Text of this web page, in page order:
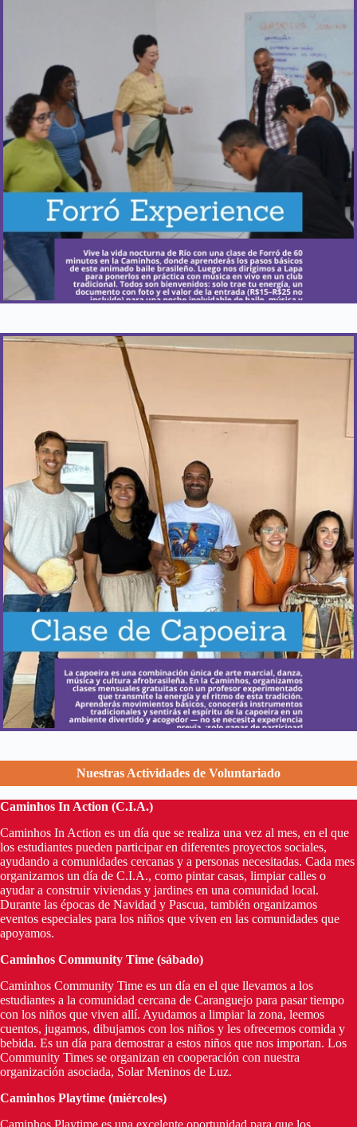
¿Cuándo ocurre?
Todos los miércoles, pero puedes reservar tus clases
en el horario que prefieras.
Más Información
¿Cuándo ocurre?
Reserva tus clases cuando quieras.
Más Información
Nuestras Actividades de Voluntariado
Caminhos In Action (C.I.A.)
Caminhos In Action es un día que se realiza una vez al mes, en el que
los estudiantes pueden participar en diferentes proyectos sociales,
ayudando a comunidades cercanas y a personas necesitadas. Cada mes
organizamos un día de C.I.A., como pintar casas, limpiar calles o
ayudar a construir viviendas y jardines en una comunidad local.
Durante las épocas de Navidad y Pascua, también organizamos
eventos especiales para los niños que viven en las comunidades que
apoyamos.
Caminhos Community Time (sábado)
Caminhos Community Time es un día en el que llevamos a los
estudiantes a la comunidad cercana de Caranguejo para pasar tiempo
con los niños que viven allí. Ayudamos a limpiar la zona, leemos
cuentos, jugamos, dibujamos con los niños y les ofrecemos comida y
bebida. Es un día para demostrar a estos niños que nos importan. Los
Community Times se organizan en cooperación con nuestra
organización asociada, Solar Meninos de Luz.
Caminhos Playtime (miércoles)
Caminhos Playtime es una excelente oportunidad para que los